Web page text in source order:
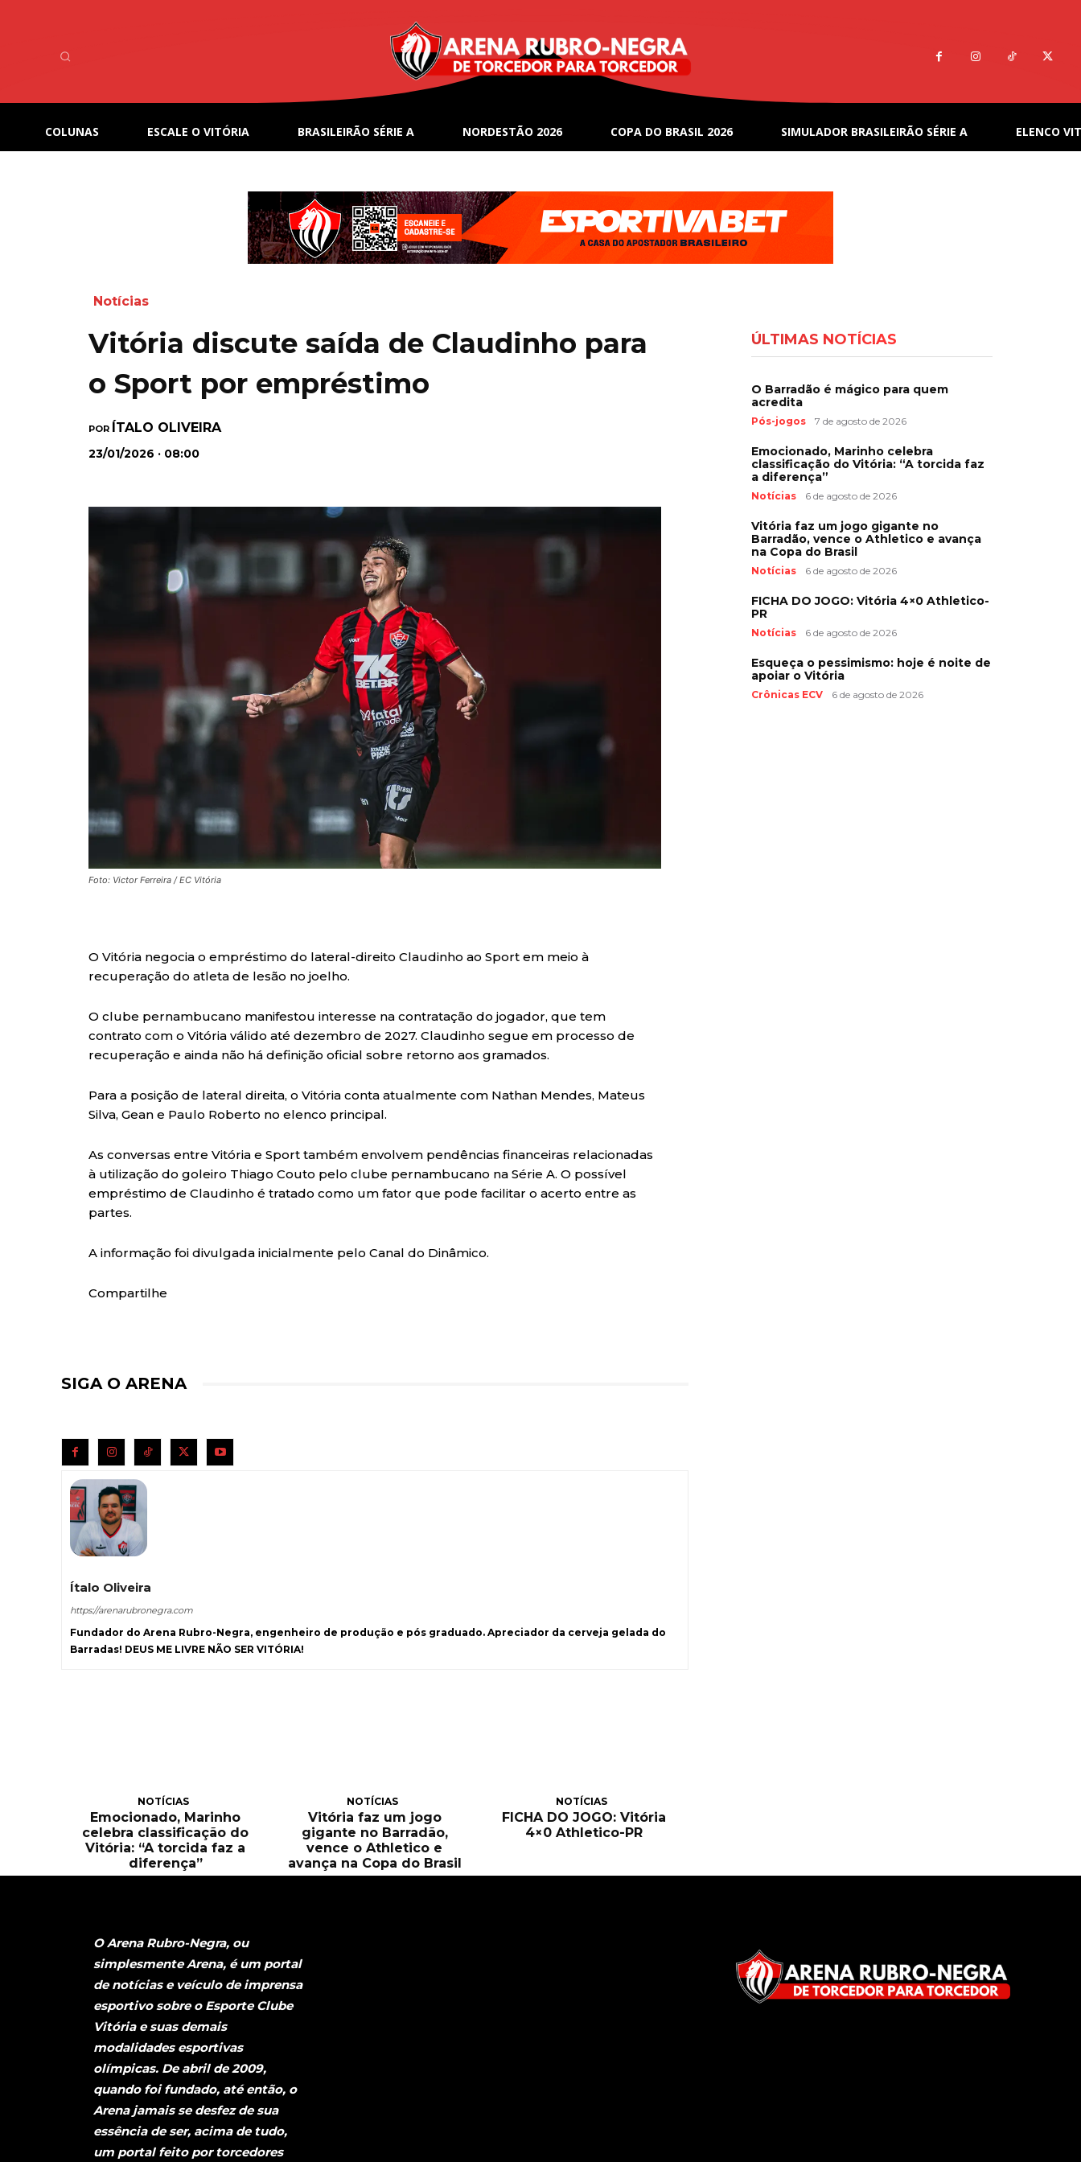
COLUNAS ESCALE O VITÓRIA BRASILEIRÃO SÉRIE A NORDESTÃO 2026 COPA DO BRASIL 2026 SIMULADOR BRASILEIRÃO SÉRIE A ELENCO
Notícias
Vitória discute saída de Claudinho para
o Sport por empréstimo
POR ÍTALO OLIVEIRA
23/01/2026 · 08:00
Foto: Victor Ferreira / EC Vitória
O Vitória negocia o empréstimo do lateral-direito Claudinho ao Sport em meio à
recuperação do atleta de lesão no joelho.
O clube pernambucano manifestou interesse na contratação do jogador, que tem
contrato com o Vitória válido até dezembro de 2027. Claudinho segue em processo de
recuperação e ainda não há definição oficial sobre retorno aos gramados.
Para a posição de lateral direita, o Vitória conta atualmente com Nathan Mendes, Mateus
Silva, Gean e Paulo Roberto no elenco principal.
As conversas entre Vitória e Sport também envolvem pendências financeiras relacionadas
à utilização do goleiro Thiago Couto pelo clube pernambucano na Série A. O possível
empréstimo de Claudinho é tratado como um fator que pode facilitar o acerto entre as
partes.
A informação foi divulgada inicialmente pelo Canal do Dinâmico.
Compartilhe
SIGA O ARENA
Ítalo Oliveira
https://arenarubronegra.com
Fundador do Arena Rubro-Negra, engenheiro de produção e pós graduado. Apreciador da cerveja gelada do
Barradas! DEUS ME LIVRE NÃO SER VITÓRIA!
NOTÍCIAS
Emocionado, Marinho
celebra classificação do
Vitória: “A torcida faz a
diferença”
NOTÍCIAS
Vitória faz um jogo
gigante no Barradão,
vence o Athletico e
avança na Copa do Brasil
NOTÍCIAS
FICHA DO JOGO: Vitória
4×0 Athletico-PR
ÚLTIMAS NOTÍCIAS
O Barradão é mágico para quem
acredita
Pós-jogos 7 de agosto de 2026
Emocionado, Marinho celebra
classificação do Vitória: “A torcida faz
a diferença”
Notícias 6 de agosto de 2026
Vitória faz um jogo gigante no
Barradão, vence o Athletico e avança
na Copa do Brasil
Notícias 6 de agosto de 2026
FICHA DO JOGO: Vitória 4×0 Athletico-
PR
Notícias 6 de agosto de 2026
Esqueça o pessimismo: hoje é noite de
apoiar o Vitória
Crônicas ECV 6 de agosto de 2026
O Arena Rubro-Negra, ou
simplesmente Arena, é um portal
de notícias e veículo de imprensa
esportivo sobre o Esporte Clube
Vitória e suas demais
modalidades esportivas
olímpicas. De abril de 2009,
quando foi fundado, até então, o
Arena jamais se desfez de sua
essência de ser, acima de tudo,
um portal feito por torcedores